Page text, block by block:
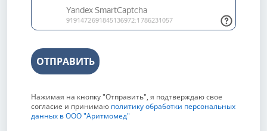
ОТПРАВИТЬ
Нажимая на кнопку "Отправить", я подтверждаю свое
согласие и принимаю политику обработки персональных
данных в ООО "Аритмомед"